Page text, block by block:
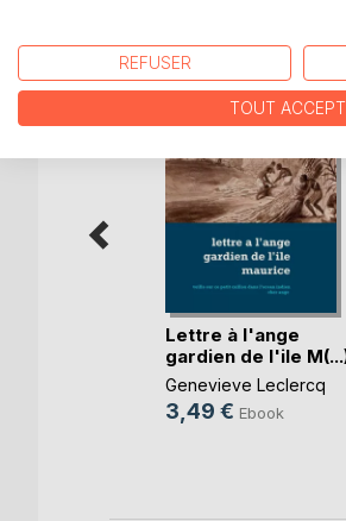
D’AUTRES
Lettre à l'ange
gardien de l'ile
Genevieve Leclercq
3,49 € Ebook
REFUSER
TOUT